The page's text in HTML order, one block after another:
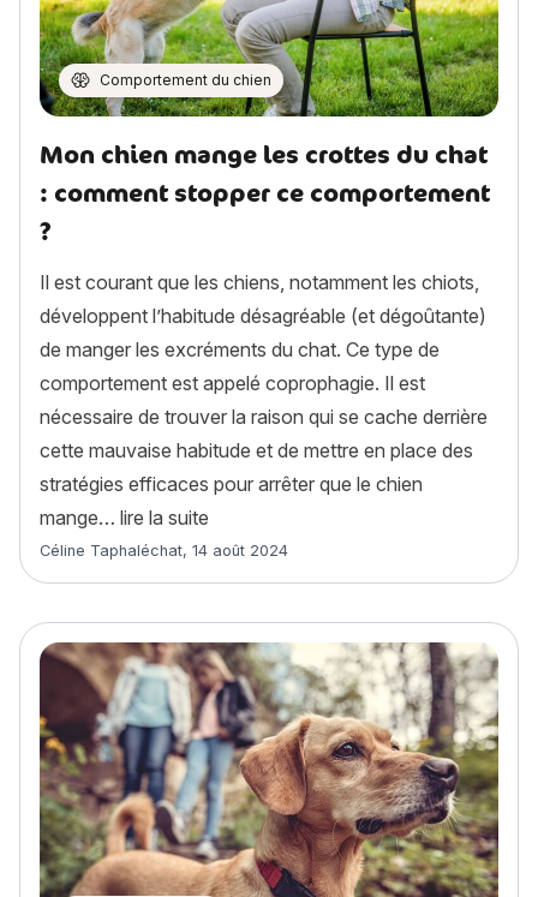
Comportement du chien
Mon chien mange les crottes du chat
: comment stopper ce comportement
?
Il est courant que les chiens, notamment les chiots,
développent l’habitude désagréable (et dégoûtante)
de manger les excréments du chat. Ce type de
comportement est appelé coprophagie. Il est
nécessaire de trouver la raison qui se cache derrière
cette mauvaise habitude et de mettre en place des
stratégies efficaces pour arrêter que le chien
mange… lire la suite
Article rédigé par
Céline Taphaléchat, 14 août 2024